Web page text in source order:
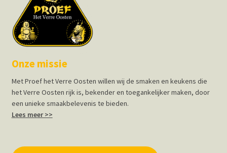
Onze missie
Met Proef het Verre Oosten willen wij de smaken en keukens die
het Verre Oosten rijk is, bekender en toegankelijker maken, door
een unieke smaakbelevenis te bieden.
Lees meer >>